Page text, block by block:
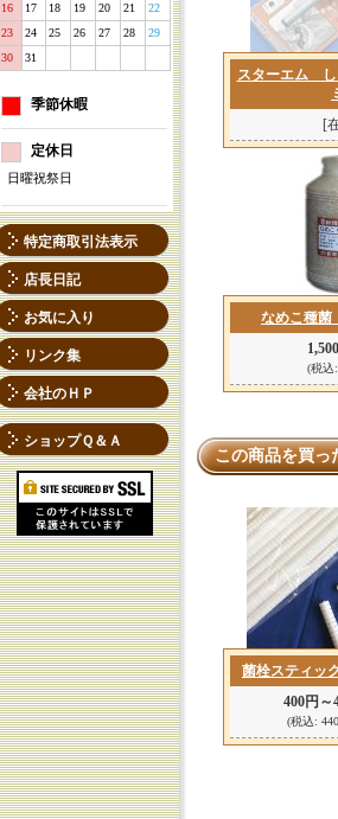
16
17 18 19 20 21
22
23
24 25 26 27 28
29
30
31
季節休暇
定休日
日曜祝祭日
特定商取引法表示
店長日記
お気に入り
リンク集
会社のＨＰ
ショップＱ＆Ａ
スターエム し
[
なめこ種菌
(税込:
この商品を買っ
菌栓スティッ
400円～
(税込: